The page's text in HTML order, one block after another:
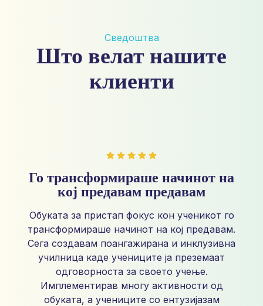
Сведоштва
Што велат нашите
клиенти
Го трансформираше начинот на
кој предавам предавам
Обуката за пристап фокус кон ученикот го
трансформираше начинот на кој предавам.
Сега создавам поангажирана и инклузивна
училница каде учениците ја преземаат
одговорноста за своето учење.
Имплементирав многу активности од
обуката, а учениците со ентузијазам